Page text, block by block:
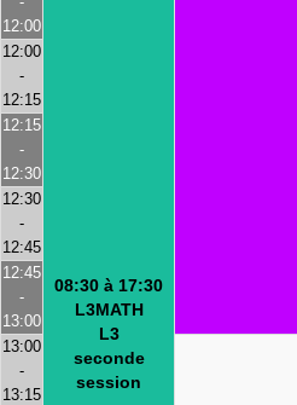
08:30 à 17:30
L3MATH
L3
seconde
session
12:00
12:00
-
12:15
12:15
-
12:30
12:30
-
12:45
12:45
-
13:00
13:00
-
13:15